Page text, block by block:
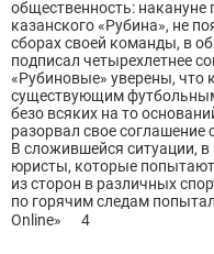
общественность:
казанского «Рубина», не
сборах своей команды, в
подписал четырехлетнее
«Рубиновые» уверены, что
существующим
безо всяких на то
разорвал свое соглашение
В сложившейся ситуации,
юристы, которые
из сторон в различных
по горячим следам
Online»
4